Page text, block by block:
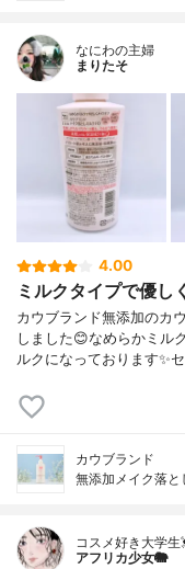
なにわの主婦
まりたそ
4.00
ミルクタイプで優し
カウブランド無添加のカ
しました😊なめらかミル
ルクになっております✨
カウブランド
無添加メイク落と
コスメ好き大学生
アフリカ少女🐘